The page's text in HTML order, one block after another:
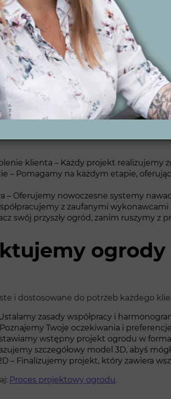
warto wybrać
Twój wymarzony ogród we
wizualizacje 3D i automatyka
klienta – Każdy projekt realizujemy
– Pomagamy na każdym etapie,
– Oferujemy nowoczesne systemy
z zaufanymi
swój przyszły ogród, zanim ruszymy z
ogrody
i dostosowane do potrzeb każdego
zasady współpracy i
Twoje oczekiwania i
wstępny projekt ogrodu w
szczegółowy model 3D, abyś
– Finalizujemy projekt, który zawiera
Proces projektowy ogrodu.